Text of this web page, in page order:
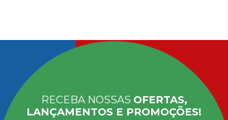
RECEBA NOSSAS OFERTAS,
LANÇAMENTOS E PROMOÇÕES!